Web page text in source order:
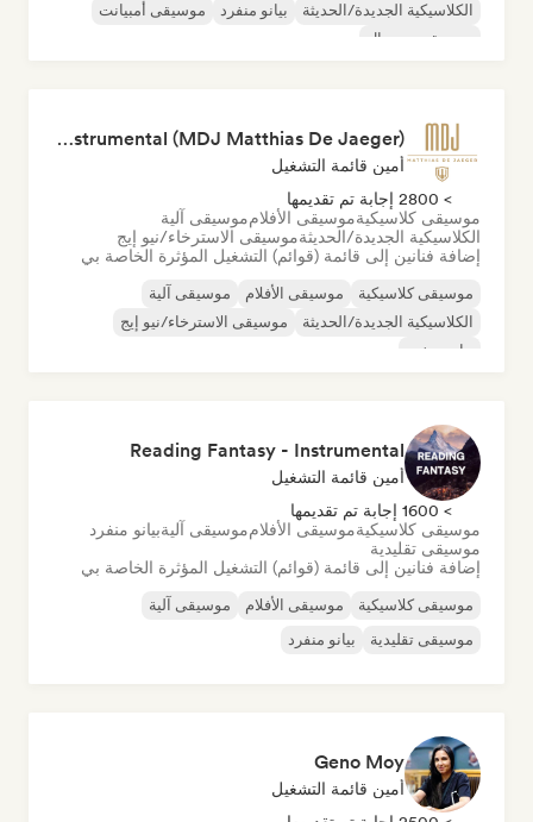
الكلاسيكية الجديدة/الحديثة
بيانو منفرد
موسيقى أمبيانت
موسيقى مينيمال
Relaxing Instrumental (MDJ Matthias De Jaeger)
أمين قائمة التشغيل
> 2800 إجابة تم تقديمها
موسيقى كلاسيكيةموسيقى الأفلامموسيقى آلية
الكلاسيكية الجديدة/الحديثةموسيقى الاسترخاء/نيو إيج
إضافة فنانين إلى قائمة (قوائم) التشغيل المؤثرة الخاصة بي
موسيقى كلاسيكية موسيقى الأفلام
موسيقى آلية
الكلاسيكية الجديدة/الحديثة
موسيقى الاسترخاء/نيو إيج
بيانو منفرد
Reading Fantasy - Instrumental
أمين قائمة التشغيل
> 1600 إجابة تم تقديمها
موسيقى كلاسيكيةموسيقى الأفلامموسيقى آليةبيانو منفرد
موسيقى تقليدية
إضافة فنانين إلى قائمة (قوائم) التشغيل المؤثرة الخاصة بي
موسيقى كلاسيكية موسيقى الأفلام
موسيقى آلية
موسيقى تقليدية
بيانو منفرد
Geno Moy
أمين قائمة التشغيل